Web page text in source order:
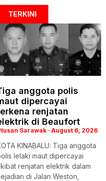
TERKINI
anggota polis
dipercayai
renjatan
di Beaufort
Sarawak August 6, 2026
KINABALU: Tiga anggota
lelaki maut dipercayai
renjatan elektrik dalam
di Jalan Weston,